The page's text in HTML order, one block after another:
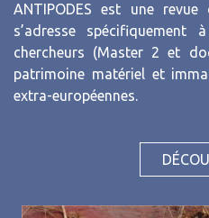
ANTIPODES est une
s’adresse
chercheurs (Master 2 et
patrimoine matériel et
extra-européennes.